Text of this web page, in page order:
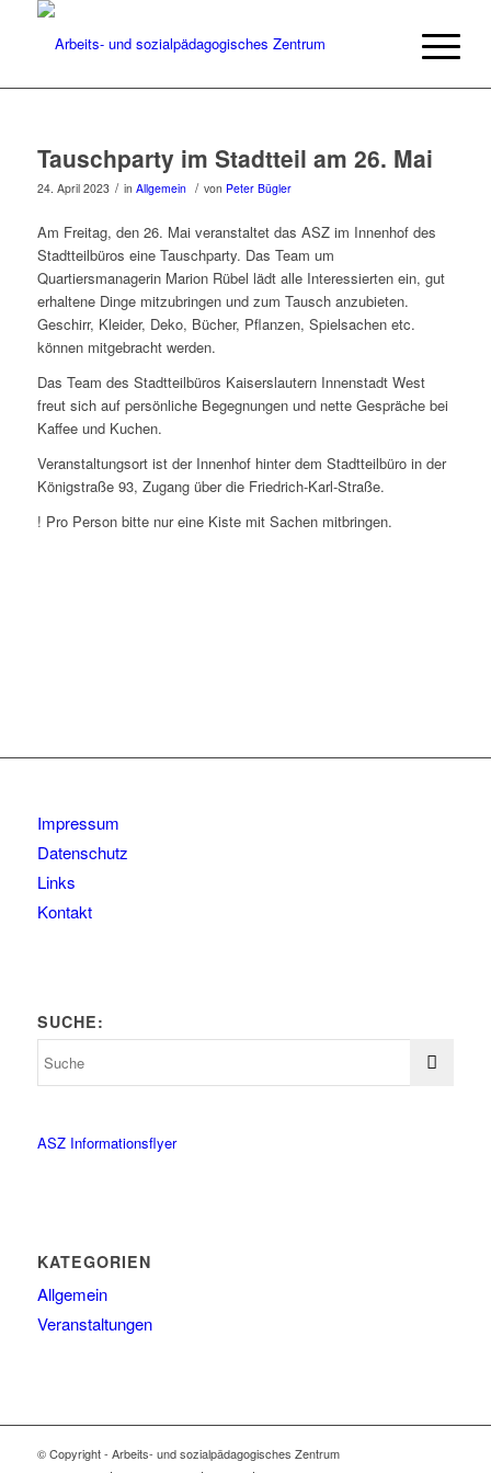
Tauschparty im Stadtteil am 26. Mai
24. April 2023 / in Allgemein / von Peter Bügler
Am Freitag, den 26. Mai veranstaltet das ASZ im Innenhof des
Stadtteilbüros eine Tauschparty. Das Team um
Quartiersmanagerin Marion Rübel lädt alle Interessierten ein, gut
erhaltene Dinge mitzubringen und zum Tausch anzubieten.
Geschirr, Kleider, Deko, Bücher, Pflanzen, Spielsachen etc.
können mitgebracht werden.
Das Team des Stadtteilbüros Kaiserslautern Innenstadt West
freut sich auf persönliche Begegnungen und nette Gespräche bei
Kaffee und Kuchen.
Veranstaltungsort ist der Innenhof hinter dem Stadtteilbüro in der
Königstraße 93, Zugang über die Friedrich-Karl-Straße.
! Pro Person bitte nur eine Kiste mit Sachen mitbringen.
Impressum
Datenschutz
Links
Kontakt
SUCHE:
ASZ Informationsflyer
KATEGORIEN
Allgemein
Veranstaltungen
© Copyright - Arbeits- und sozialpädagogisches Zentrum